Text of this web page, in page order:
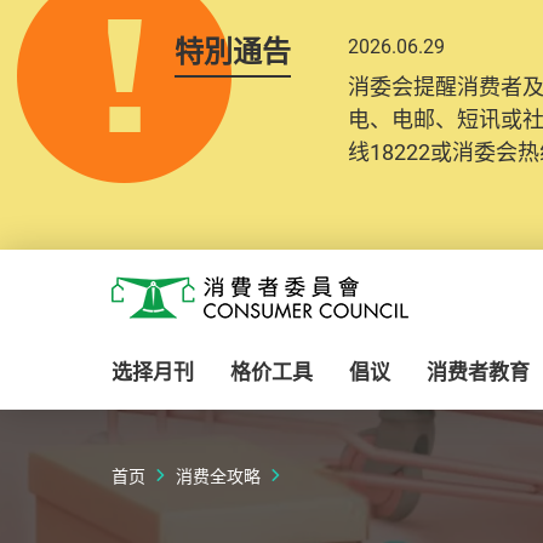
特別通告 2026.06.29
消委会提醒消费者
电、电邮、短讯或
线18222或消委会
消费者委员会
选择月刊 格价工具 倡议 消费者教育
首页 消费全攻略